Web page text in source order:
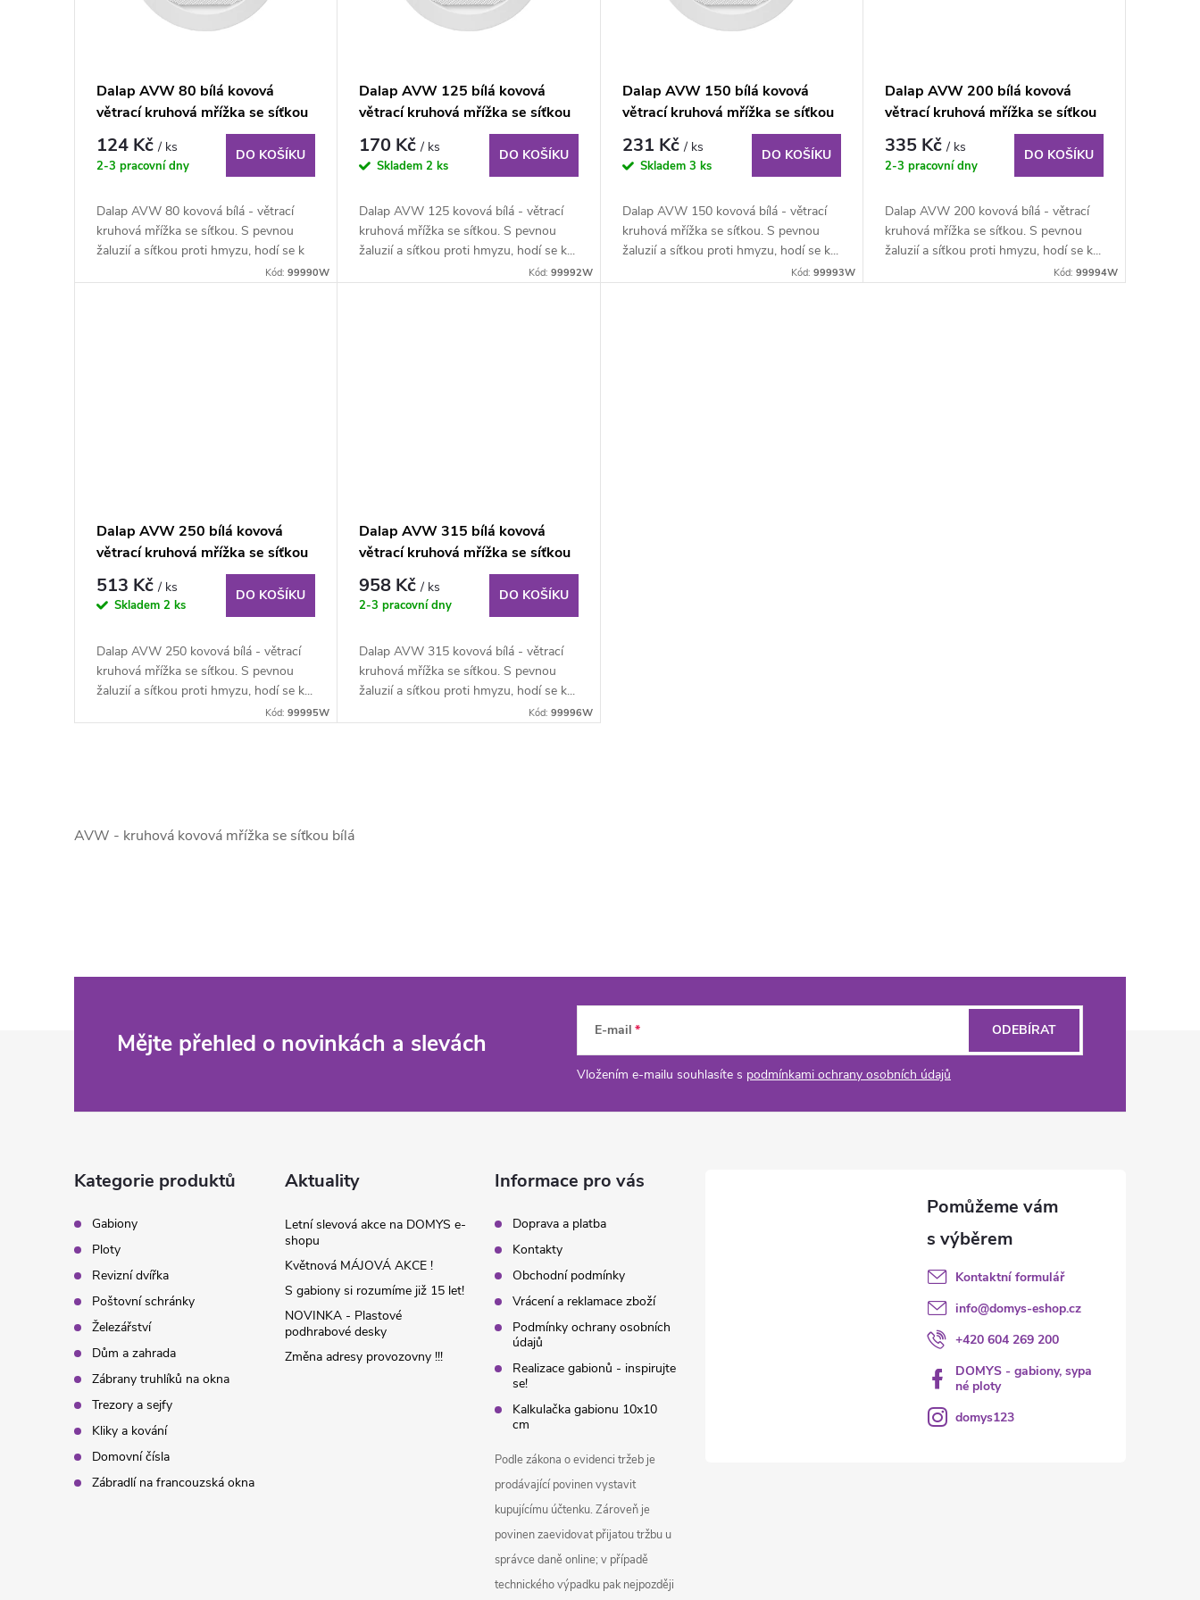
Dalap AVW 80 bílá kovová
větrací kruhová mřížka se síťkou
124 Kč/ ks
2-3 pracovní dny
DO KOŠÍKU
Dalap AVW 80 kovová bílá - větrací
kruhová mřížka se síťkou. S pevnou
žaluzií a síťkou proti hmyzu, hodí se k
Kód:99990W
Dalap AVW 125 bílá kovová
větrací kruhová mřížka se síťkou
170 Kč/ ks
Skladem2 ks
DO KOŠÍKU
Dalap AVW 125 kovová bílá - větrací
kruhová mřížka se síťkou. S pevnou
žaluzií a síťkou proti hmyzu, hodí se k...
Kód: 99992W
Dalap AVW 150 bílá kovová
větrací kruhová mřížka se síťkou
231 Kč/ ks
Skladem 3 ks
DO KOŠÍKU
Dalap AVW 150 kovová bílá - větrací
kruhová mřížka se síťkou. S pevnou
žaluzií a síťkou proti hmyzu, hodí se k...
Kód: 99993W
Dalap AVW 200 bílá kovová
větrací kruhová mřížka se síťkou
335 Kč/ ks
2-3 pracovní dny
DO KOŠÍKU
Dalap AVW 200 kovová bílá - větrací
kruhová mřížka se síťkou. S pevnou
žaluzií a síťkou proti hmyzu, hodí se k...
Kód: 99994W
Dalap AVW 250 bílá kovová
větrací kruhová mřížka se síťkou
513 Kč/ ks
Skladem 2 ks
DO KOŠÍKU
Dalap AVW 250 kovová bílá - větrací
kruhová mřížka se síťkou. S pevnou
žaluzií a síťkou proti hmyzu, hodí se k...
Kód:99995W
Dalap AVW 315 bílá kovová
větrací kruhová mřížka se síťkou
958 Kč/ ks
2-3 pracovní dny
DO KOŠÍKU
Dalap AVW 315 kovová bílá - větrací
kruhová mřížka se síťkou. S pevnou
žaluzií a síťkou proti hmyzu, hodí se k...
Kód: 99996W
v
a
r
k
y
v
ý
p
i
s
u
AVW - kruhová kovová mřížka se síťkou bílá
Mějte přehled o novinkách a slevách E-mail
Vložením e-mailu souhlasíte s podmínkami ochrany osobních údajů
ODEBÍRAT
Kategorie produktů
Gabiony
Ploty
Revizní dvířka
Poštovní schránky
Železářství
Dům a zahrada
Zábrany truhlíků na okna
Trezory a sejfy
Kliky a kování
Domovní čísla
Zábradlí na francouzská okna
Aktuality
Letní slevová akce na DOMYS e-
shopu
Květnová MÁJOVÁ AKCE !
S gabiony si rozumíme již 15 let!
NOVINKA - Plastové
podhrabové desky
Změna adresy provozovny !!!
Informace pro vás
Doprava a platba
Kontakty
Obchodní podmínky
Vrácení a reklamace zboží
Podmínky ochrany osobních
údajů
Realizace gabionů - inspirujte
se!
Kalkulačka gabionu 10x10
cm
Podle zákona o evidenci tržeb je
prodávající povinen vystavit
kupujícímu účtenku. Zároveň je
povinen zaevidovat přijatou tržbu u
správce daně online; v případě
technického výpadku pak nejpozději
Kontaktní formulář
info@domys-eshop.cz
+420 604 269 200
DOMYS - gabiony, sypa
né ploty
domys123